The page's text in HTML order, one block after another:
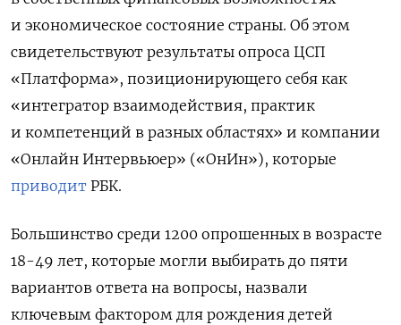
и экономическое состояние страны. Об этом
свидетельствуют результаты опроса ЦСП
«Платформа», позиционирующего себя как
«интегратор взаимодействия, практик
и компетенций в разных областях» и компании
«Онлайн Интервьюер» («ОнИн»), которые
приводит РБК.
Большинство среди 1200 опрошенных в возрасте
18-49 лет, которые могли выбирать до пяти
вариантов ответа на вопросы, назвали
ключевым фактором для рождения детей